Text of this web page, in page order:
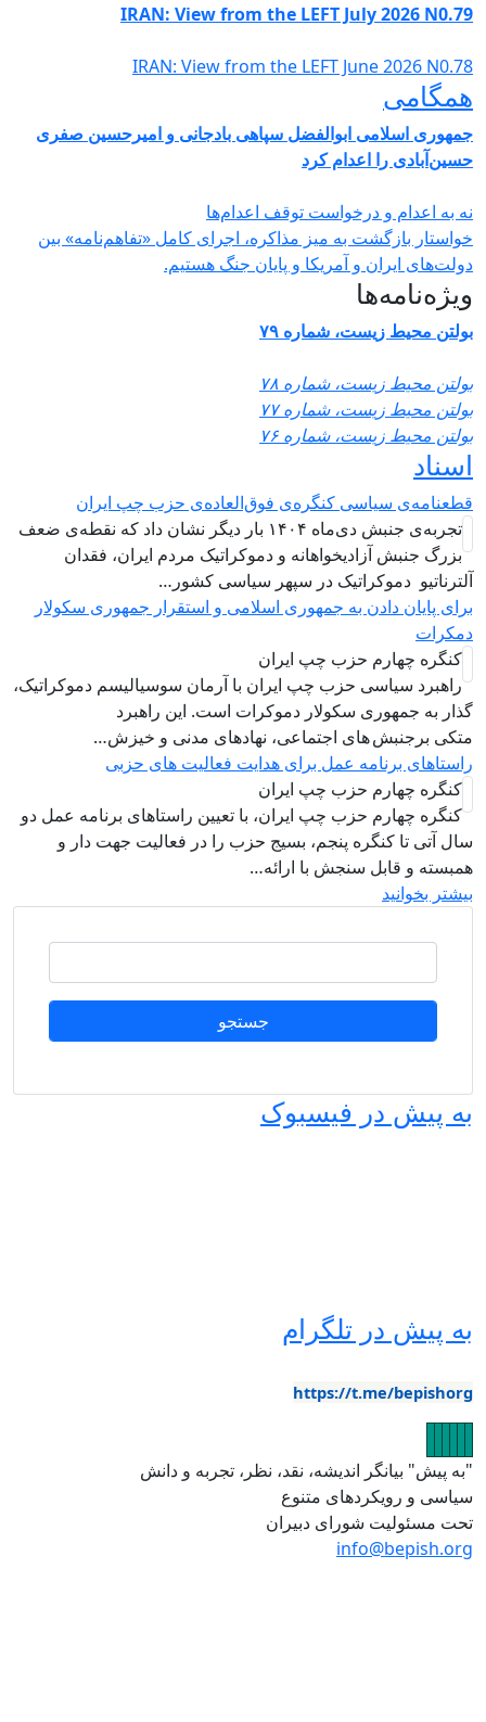
IRAN: View from the LEFT July 2026
IRAN: View from the LEFT June 2026
اسلامی ابوالفضل سپاهی بادجانی و امیرحسین صفری
را اعدام کرد
به اعدام و درخواست توقف اعدام‌ها
بازگشت به میز مذاکره، اجرای کامل «تفاهم‌نامه» بین
ایران و آمریکا و پایان جنگ هستیم.
محیط زیست، شماره ۷۹
محیط زیست، شماره ۷۸
محیط زیست، شماره ۷۷
محیط زیست، شماره ۷۶
سیاسی کنگره‌ی فوق‌العاده‌ی حزب چپ ایران
تجربه‌ی جنبش دی‌ماه ۱۴۰۴ بار دیگر نشان داد که نقطه‌ی ضعف
بزرگ جنبش آزادیخواهانه و دموکراتیک مردم ایران، فقدان
دموکراتیک در سپهر سیاسی کشور…
پایان دادن به جمهوری اسلامی و استقرار جمهوری سکولار
کنگره چهارم حزب چپ ایران
راهبرد سياسی حزب چپ ایران با آرمان سوسیالیسم دموکراتیک،
به جمهوری سکولار دموکرات است. این راهبرد
برجنبش های اجتماعی، نهادهای مدنی و خیزش‌…
برنامه عمل برای هدایت فعالیت های حزبی
کنگره چهارم حزب چپ ایران
کنگره چهارم حزب چپ ایران، با تعیین راستاهای برنامه عمل دو
آتی تا کنگره پنجم، بسیج حزب را در فعالیت جهت دار و
و قابل سنجش با ارائه…
بخوانید
پیش در فیسبوک
پیش در تلگرام
https://t.me/
پیش" بیانگر اندیشه، نقد، نظر، تجربه و دانش
و رویکردهای متنوع
مسئولیت شورای دبیران